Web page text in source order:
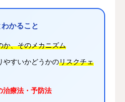
かること
か、そのメカニズム
やすいかどうかのリスクチェ
治療法・予防法